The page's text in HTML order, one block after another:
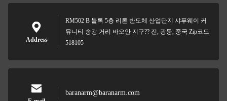
Address
RM502 B 블록 5층 리톤 반도체 산업단지 샤푸웨이 커
뮤니티 송강 거리 바오안 지구?? 진, 광둥, 중국 Zip코드
518105
baranarm@baranarm.com